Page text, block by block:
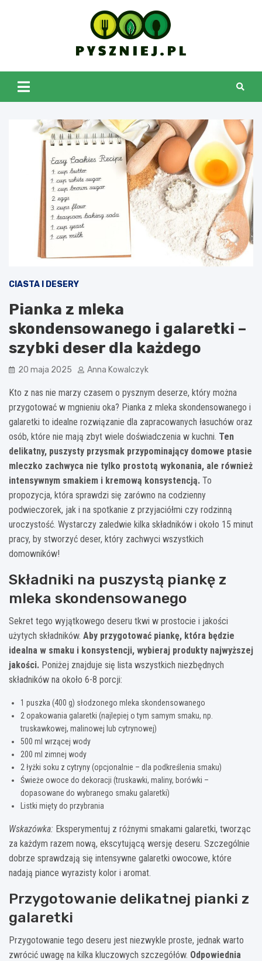
pyszniej.pl
CIASTA I DESERY
Pianka z mleka
skondensowanego i galaretki –
szybki deser dla każdego
20 maja 2025 Anna Kowalczyk
Kto z nas nie marzy czasem o pysznym deserze, który można
przygotować w mgnieniu oka? Pianka z mleka skondensowanego i
galaretki to idealne rozwiązanie dla zapracowanych łasuchów oraz
osób, które nie mają zbyt wiele doświadczenia w kuchni. Ten
delikatny, puszysty przysmak przypominający domowe ptasie
mleczko zachwyca nie tylko prostotą wykonania, ale również
intensywnym smakiem i kremową konsystencją. To
propozycja, która sprawdzi się zarówno na codzienny
podwieczorek, jak i na spotkanie z przyjaciółmi czy rodzinną
uroczystość. Wystarczy zaledwie kilka składników i około 15 minut
pracy, by stworzyć deser, który zachwyci wszystkich
domowników!
Składniki na puszystą piankę z
mleka skondensowanego
Sekret tego wyjątkowego deseru tkwi w prostocie i jakości
użytych składników. Aby przygotować piankę, która będzie
idealna w smaku i konsystencji, wybieraj produkty najwyższej
jakości. Poniżej znajduje się lista wszystkich niezbędnych
składników na około 6-8 porcji:
1 puszka (400 g) słodzonego mleka skondensowanego
2 opakowania galaretki (najlepiej o tym samym smaku, np.
truskawkowej, malinowej lub cytrynowej)
500 ml wrzącej wody
200 ml zimnej wody
2 łyżki soku z cytryny (opcjonalnie – dla podkreślenia smaku)
Świeże owoce do dekoracji (truskawki, maliny, borówki –
dopasowane do wybranego smaku galaretki)
Listki mięty do przybrania
Wskazówka: Eksperymentuj z różnymi smakami galaretki, tworząc
za każdym razem nową, ekscytującą wersję deseru. Szczególnie
dobrze sprawdzają się intensywne galaretki owocowe, które
nadają piance wyrazisty kolor i aromat.
Przygotowanie delikatnej pianki z
galaretki
Przygotowanie tego deseru jest niezwykle proste, jednak warto
zwrócić uwagę na kilka kluczowych szczegółów. Odpowiednia